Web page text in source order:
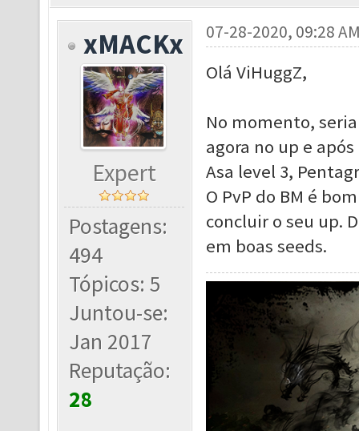
xMACKx
Expert
Postagens:
494
Tópicos: 5
Juntou-se:
Jan 2017
Reputação:
28
07-28-2020, 09:28
Olá ViHuggZ,
No momento,
agora no up e
Asa level 3,
O PvP do BM é
concluir o seu up.
em boas seeds.